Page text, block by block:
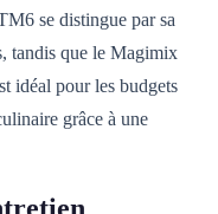
se distingue par sa
tandis que le Magimix
idéal pour les budgets
grâce à une